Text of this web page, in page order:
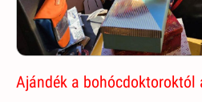
Ajándék a bohócdoktoroktól